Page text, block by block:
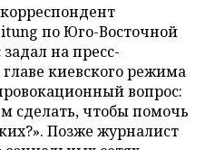
по Юго-Восточной
на пресс-
киевского режима
вопрос:
сделать, чтобы помочь
Позже журналист